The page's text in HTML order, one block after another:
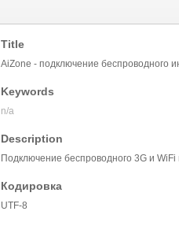
Title
AiZone - подключение беспроводного
Keywords
n/a
Description
Подключение беспроводного 3G и
Кодировка
UTF-8